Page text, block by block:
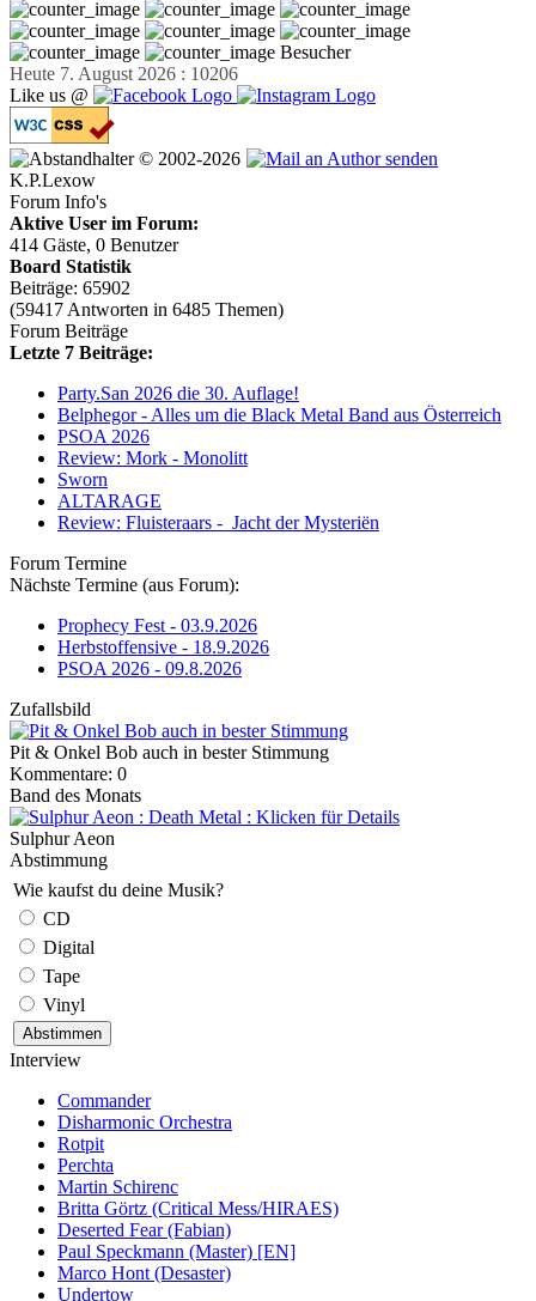
Besucher
Heute 7. August 2026 : 10206
Like us @
© 2002-2026
K.P.Lexow
Forum Info's
Aktive User im Forum:
414 Gäste, 0 Benutzer
Board Statistik
Beiträge: 65902
(59417 Antworten in 6485 Themen)
Forum Beiträge
Letzte 7 Beiträge:
Party.San 2026 die 30. Auflage!
Belphegor - Alles um die Black Metal Band aus Österreich
PSOA 2026
Review: Mork - Monolitt
Sworn
ALTARAGE
Review: Fluisteraars - Jacht der Mysteriën
Forum Termine
Nächste Termine (aus Forum):
Prophecy Fest - 03.9.2026
Herbstoffensive - 18.9.2026
PSOA 2026 - 09.8.2026
Zufallsbild
Pit & Onkel Bob auch in bester Stimmung
Kommentare: 0
Band des Monats
Sulphur Aeon
Abstimmung
Wie kaufst du deine Musik?
CD
Digital
Tape
Vinyl
Interview
Commander
Disharmonic Orchestra
Rotpit
Perchta
Martin Schirenc
Britta Görtz (Critical Mess/HIRAES)
Deserted Fear (Fabian)
Paul Speckmann (Master) [EN]
Marco Hont (Desaster)
Undertow